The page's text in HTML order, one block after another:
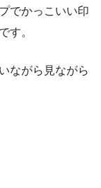
でかっこいい印
す。
ながら見ながら